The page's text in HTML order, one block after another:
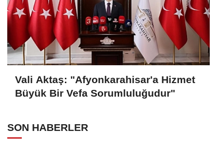
Vali Aktaş: "Afyonkarahisar'a Hizmet
Büyük Bir Vefa Sorumluluğudur"
SON HABERLER